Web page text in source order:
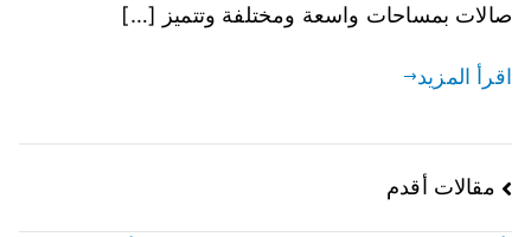
صالات بمساحات واسعة ومختلفة وتتميز […]
اقرأ المزيد
مقالات أقدم